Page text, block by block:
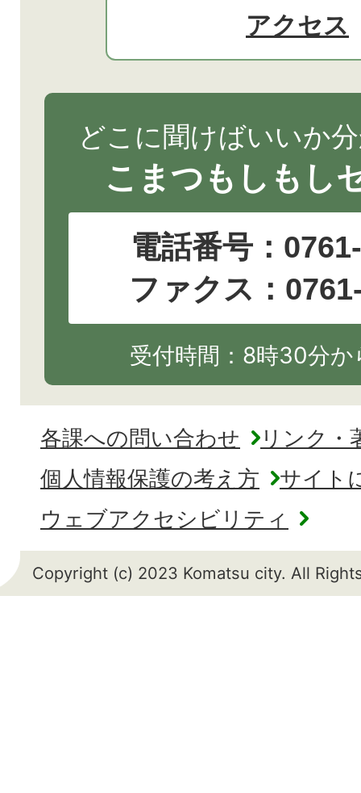
アクセス
どこに聞けばいいか
こまつもしもし
電話番号：
ファクス：
受付時間：8時30分
各課への問い合わせ
リンク・
個人情報保護の考え方
サイト
ウェブアクセシビリティ
Copyright (c) 2023 Komatsu city. All